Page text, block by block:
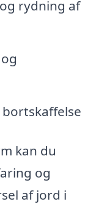
rydning af
kan du
og
af jord i